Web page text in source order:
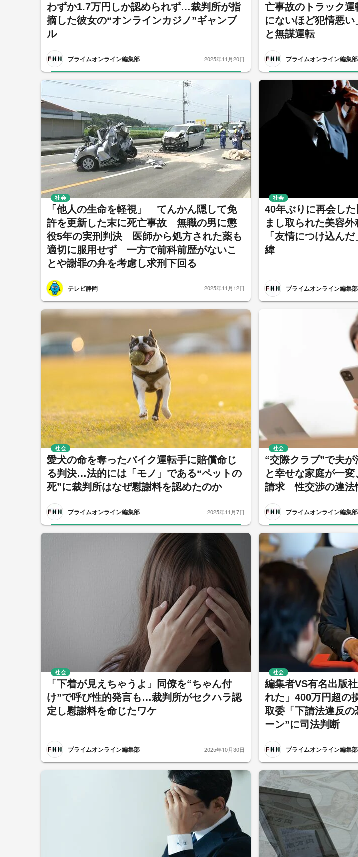
わずか1.7万円しか認められず…裁判所が指
摘した彼女の“オンラインカジノ”ギャンブ
ル
プライムオンライン編集部 2025年11月20日
亡事故のトラック
にないほど犯情悪
と無謀運転
プライムオンライン編集部
「他人の生命を軽視」 てんかん隠して免
許を更新した末に死亡事故 無職の男に懲
役5年の実刑判決 医師から処方された薬も
適切に服用せず 一方で前科前歴がないこ
とや謝罪の弁を考慮し求刑下回る
テレビ静岡
社会
2025年11月12日
40年ぶりに再会し
まし取られた美容
「友情につけ込ん
緯
プライムオンライン編集部
社会
愛犬の命を奪ったバイク運転手に賠償命じ
る判決…法的には「モノ」である“ペットの
死”に裁判所はなぜ慰謝料を認めたのか
プライムオンライン編集部
社会
2025年11月7日
“交際クラブ”で夫
と幸せな家庭が一
請求 性交渉の違法
プライムオンライン編集部
社会
「下着が見えちゃうよ」同僚を“ちゃん付
け”で呼び性的発言も…裁判所がセクハラ認
定し慰謝料を命じたワケ
プライムオンライン編集部
社会
2025年10月30日
編集者VS有名出版
れた」400万円超の
取委「下請法違反
ーン”に司法判断
プライムオンライン編集部
社会